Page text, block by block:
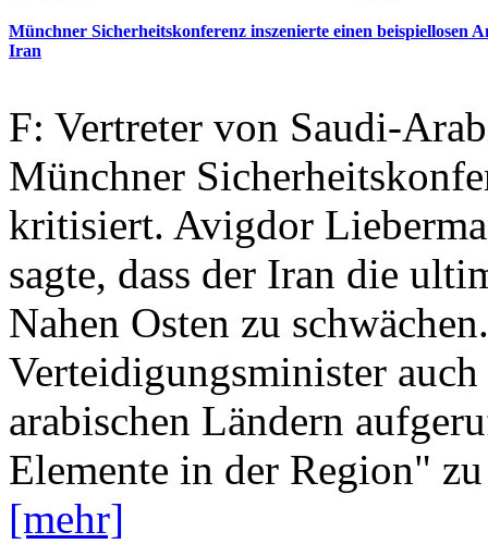
Münchner Sicherheitskonferenz inszenierte einen
Iran
F: Vertreter von Saudi-
Münchner
kritisiert. Avigdor
sagte, dass der Iran die
Nahen Osten zu
Verteidigungsminister
arabischen Ländern
Elemente in der Region"
[mehr]